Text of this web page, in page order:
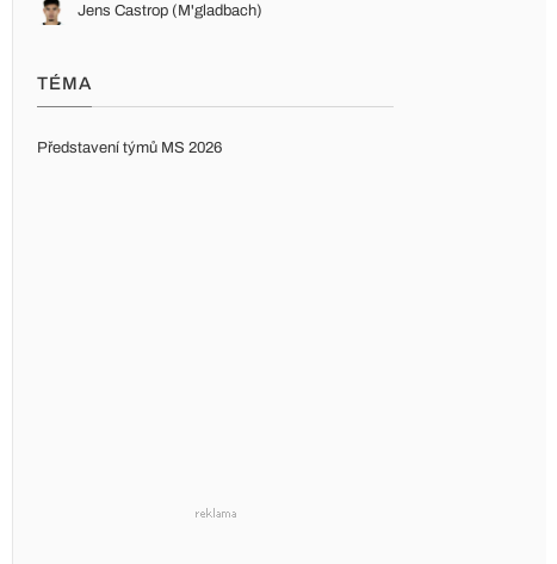
Jens Castrop (M'gladbach)
TÉMA
Představení týmů MS 2026